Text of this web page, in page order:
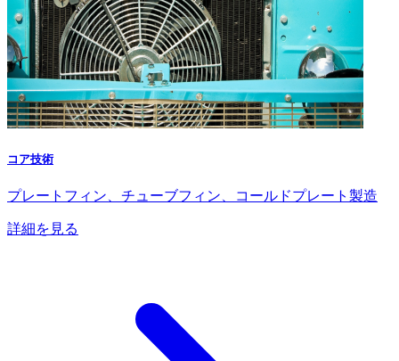
コア技術
プレートフィン、チューブフィン、コールドプレート製造
詳細を見る